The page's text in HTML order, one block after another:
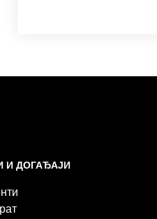
И ДОГАЂАЈИ